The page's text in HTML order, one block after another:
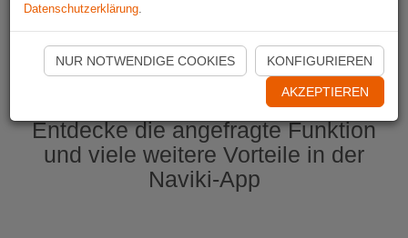
Naviki App jetzt öffnen
Entdecke die angefragte Funktion
und viele weitere Vorteile in der
Naviki-App
Datenschutzerklärung.
NUR NOTWENDIGE COOKIES KONFIGURIEREN
AKZEPTIEREN